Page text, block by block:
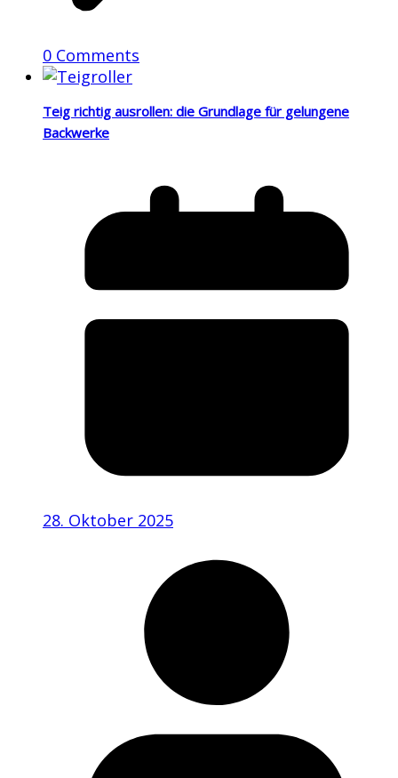
0 Comments
Teig richtig ausrollen: die Grundlage für gelungene
Backwerke
28. Oktober 2025